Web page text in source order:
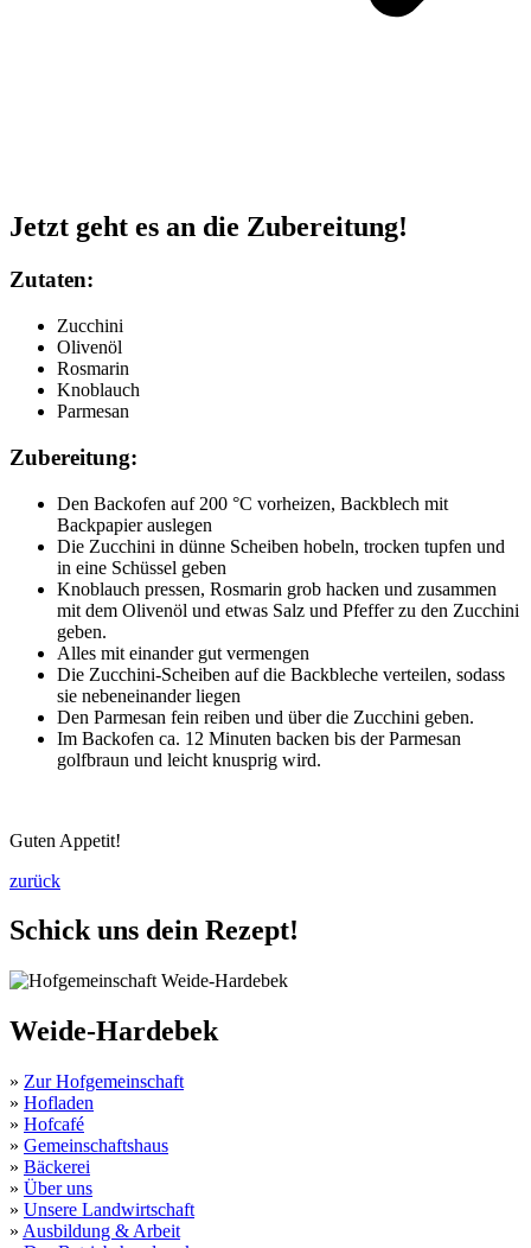
Jetzt geht es an die Zubereitung!
Zutaten:
Zucchini
Olivenöl
Rosmarin
Knoblauch
Parmesan
Zubereitung:
Den Backofen auf 200 °C vorheizen, Backblech mit
Backpapier auslegen
Die Zucchini in dünne Scheiben hobeln, trocken tupfen und
in eine Schüssel geben
Knoblauch pressen, Rosmarin grob hacken und zusammen
mit dem Olivenöl und etwas Salz und Pfeffer zu den Zucchini
geben.
Alles mit einander gut vermengen
Die Zucchini-Scheiben auf die Backbleche verteilen, sodass
sie nebeneinander liegen
Den Parmesan fein reiben und über die Zucchini geben.
Im Backofen ca. 12 Minuten backen bis der Parmesan
golfbraun und leicht knusprig wird.
Guten Appetit!
zurück
Schick uns dein Rezept!
Weide-Hardebek
» Zur Hofgemeinschaft
» Hofladen
» Hofcafé
» Gemeinschaftshaus
» Bäckerei
» Über uns
» Unsere Landwirtschaft
» Ausbildung & Arbeit